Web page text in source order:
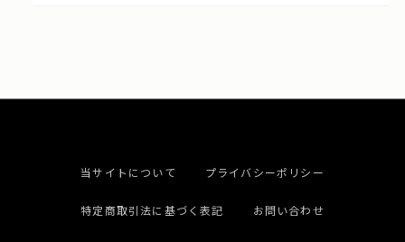
当サイトについて プライバシーポリシー
特定商取引法に基づく表記 お問い合わせ